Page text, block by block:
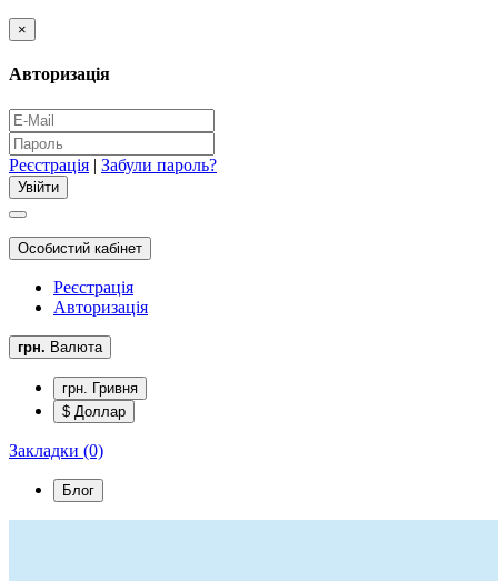
×
Авторизація
Реєстрація | Забули пароль?
Особистий кабінет
Реєстрація
Авторизація
грн. Валюта
грн. Гривня
$ Доллар
Закладки (0)
Блог